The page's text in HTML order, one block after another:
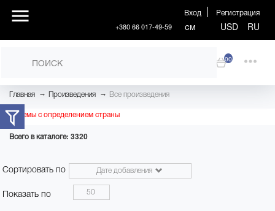
Вход Регистрация
+380 66 017-49-59 см USD RU
00
Главная → Произведения → Все произведения
Проблемы с определением страны
Всего в каталоге: 3320
Сортировать по Дате добавления
Показать по 50